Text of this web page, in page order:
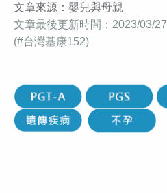
文章來源：嬰兒與母親
文章最後更新時間：2023/03/27
(#台灣基康152)